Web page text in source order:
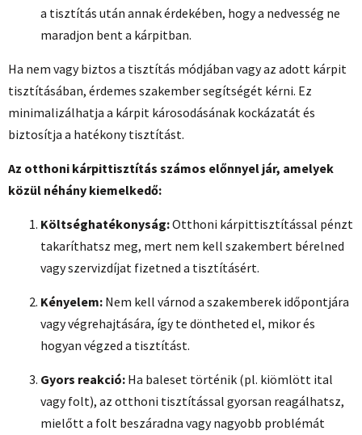
a tisztítás után annak érdekében, hogy a nedvesség ne
maradjon bent a kárpitban.
Ha nem vagy biztos a tisztítás módjában vagy az adott kárpit
tisztításában, érdemes szakember segítségét kérni. Ez
minimalizálhatja a kárpit károsodásának kockázatát és
biztosítja a hatékony tisztítást.
Az otthoni kárpittisztítás számos előnnyel jár, amelyek
közül néhány kiemelkedő:
Költséghatékonyság:Otthoni kárpittisztítással pénzt
takaríthatsz meg, mert nem kell szakembert bérelned
vagy szervizdíjat fizetned a tisztításért.
Kényelem: Nem kell várnod a szakemberek időpontjára
vagy végrehajtására, így te döntheted el, mikor és
hogyan végzed a tisztítást.
Gyors reakció: Ha baleset történik (pl. kiömlött ital
vagy folt), az otthoni tisztítással gyorsan reagálhatsz,
mielőtt a folt beszáradna vagy nagyobb problémát